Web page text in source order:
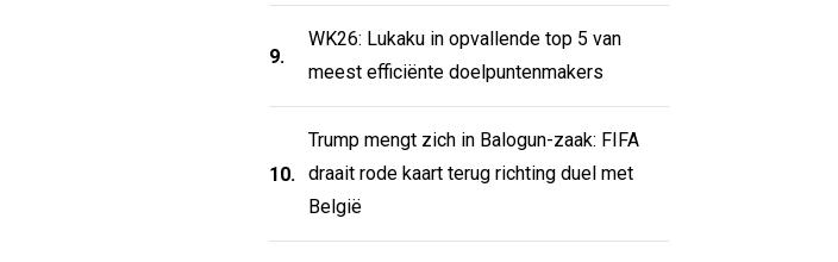
9.
WK26: Lukaku in opvallende top 5 van
meest efficiënte doelpuntenmakers
10.
Trump mengt zich in Balogun-zaak: FIFA
draait rode kaart terug richting duel met
België